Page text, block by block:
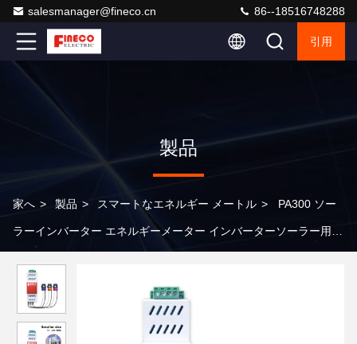
salesmanager@fineco.cn 86--18516748288
引用
製品
家へ > 製品 > スマートなエネルギー メートル > PA300 ソー
ラーインバーター エネルギーメーター インバーターソーラー用 3